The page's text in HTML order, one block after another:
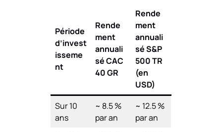
Période
d’invest
isseme
nt
Rende
ment
annuali
sé CAC
40 GR
Rende
ment
annuali
sé S&P
500 TR
(en
USD)
Sur 10
ans
~ 8.5 %
par an
~ 12.5 %
par an